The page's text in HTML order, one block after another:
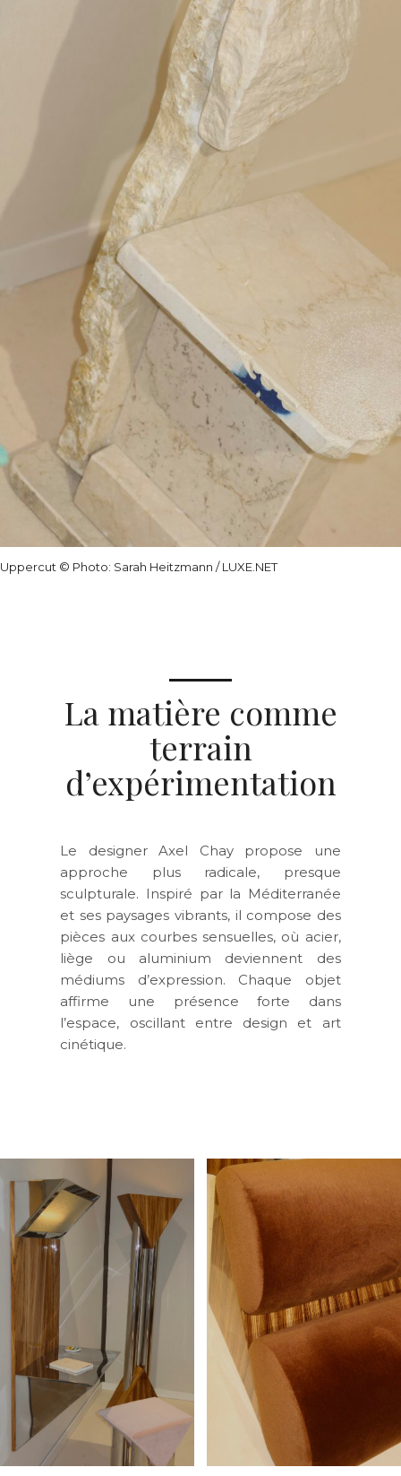
Uppercut © Photo: Sarah Heitzmann / LUXE.NET
La matière comme
terrain
d’expérimentation
Le designerAxel Chaypropose une
approche plus radicale, presque
sculpturale. Inspiré par la Méditerranée
et ses paysages vibrants, il compose des
pièces aux courbes sensuelles, où acier,
liège ou aluminium deviennent des
médiums d’expression. Chaque objet
affirme une présence forte dans
l’espace, oscillant entre design et art
cinétique.